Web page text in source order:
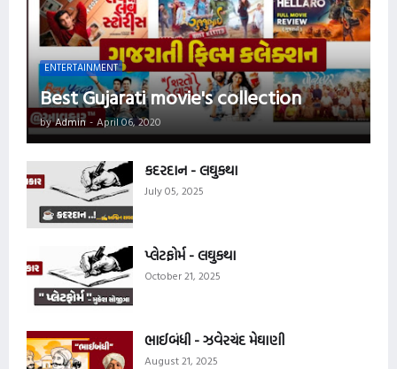
ENTERTAINMENT
Best Gujarati movie's collection
by Admin - April 06, 2020
કદરદાન - લઘુકથા
July 05, 2025
પ્લેટફોર્મ - લઘુકથા
October 21, 2025
ભાઈબંધી - ઝવેરચંદ મેઘાણી
August 21, 2025